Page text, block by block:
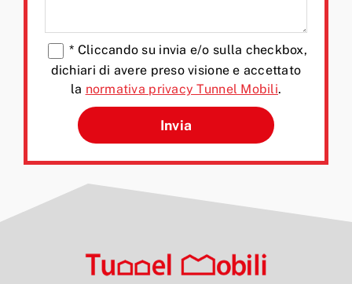
* Cliccando su invia e/o sulla checkbox,
dichiari di avere preso visione e accettato
la normativa privacy Tunnel Mobili.
Si prega di lasciare vuoto